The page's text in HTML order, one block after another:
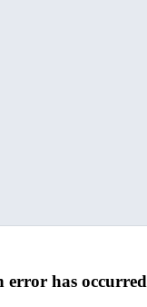
error has occurred